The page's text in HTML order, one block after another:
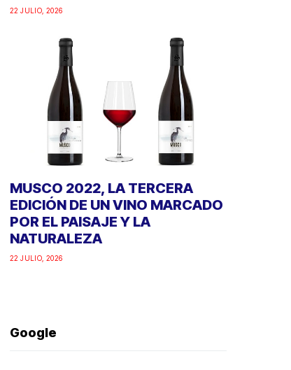
22 JULIO, 2026
MUSCO 2022, LA TERCERA
EDICIÓN DE UN VINO MARCADO
POR EL PAISAJE Y LA
NATURALEZA
22 JULIO, 2026
Google